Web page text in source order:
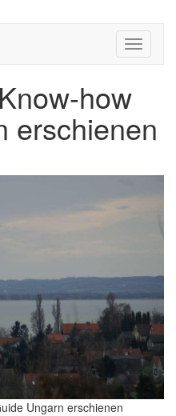
Toggle
how
erschienen
Ungarn erschienen